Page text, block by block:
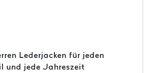
Lederjacken für jeden
und jede Jahreszeit